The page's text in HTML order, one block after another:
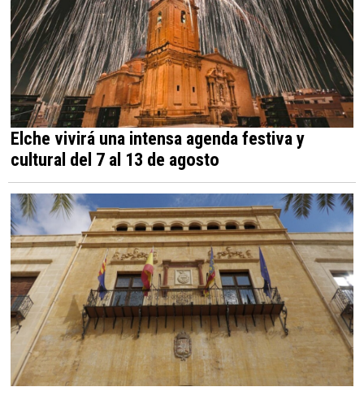
Elche vivirá una intensa agenda festiva y
cultural del 7 al 13 de agosto